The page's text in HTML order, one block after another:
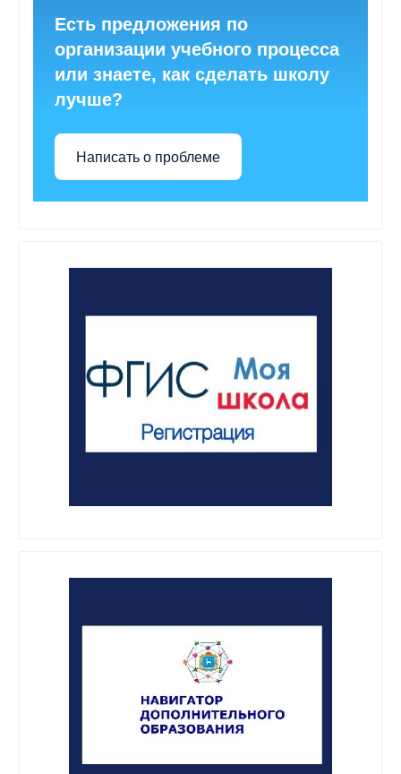
Есть предложения по
организации учебного процесса
или знаете, как сделать школу
лучше?
Написать о проблеме